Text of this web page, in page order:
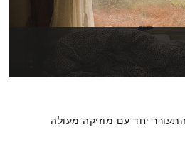
יחד עם מוזיקה מעולה